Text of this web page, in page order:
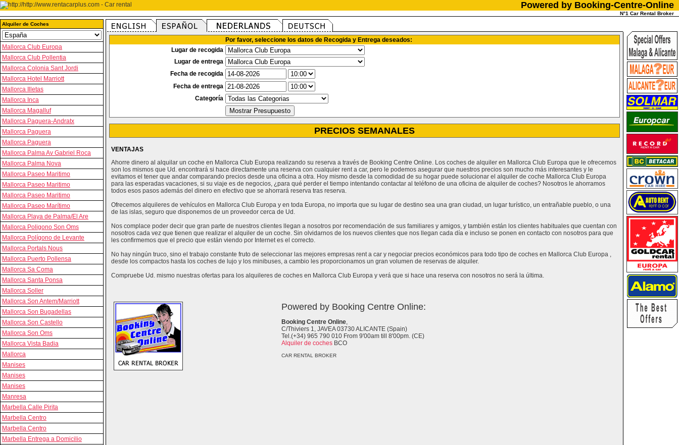
Powered by Booking-Centre-Online
N°1 Car Rental Broker
Alquiler de Coches
Mallorca Club Europa
Mallorca Club Pollentia
Mallorca Colonia Sant Jordi
Mallorca Hotel Marriott
Mallorca Illetas
Mallorca Inca
Mallorca Magalluf
Mallorca Paguera-Andratx
Mallorca Paguera
Mallorca Paguera
Mallorca Palma Av Gabriel Roca
Mallorca Palma Nova
Mallorca Paseo Maritimo
Mallorca Paseo Maritimo
Mallorca Paseo Maritimo
Mallorca Paseo Marítimo
Mallorca Playa de Palma/El Are
Mallorca Poligono Son Oms
Mallorca Polígono de Levante
Mallorca Portals Nous
Mallorca Puerto Pollensa
Mallorca Sa Coma
Mallorca Santa Ponsa
Mallorca Soller
Mallorca Son Antem/Marriott
Mallorca Son Bugadellas
Mallorca Son Castello
Mallorca Son Oms
Mallorca Vista Badia
Mallorca
Manises
Manises
Manises
Manresa
Marbella Calle Pirita
Marbella Centro
Marbella Centro
Marbella Entrega a Domicilio
Por favor, seleccione los datos de Recogida y Entrega deseados:
Lugar de recogida
Lugar de entrega
Fecha de recogida
Fecha de entrega
Categoría
PRECIOS SEMANALES
VENTAJAS
Ahorre dinero al alquilar un coche en Mallorca Club Europa realizando su reserva a través de Booking Centre Online. Los coches de alquiler en Mallorca Club Europa que le ofrecemos
son los mismos que Ud. encontrará si hace directamente una reserva con cualquier rent a car, pero le podemos asegurar que nuestros precios son mucho más interesantes y le
evitamos el tener que andar comparando precios desde una oficina a otra. Hoy mismo desde la comodidad de su hogar puede solucionar el alquiler de coche Mallorca Club Europa
para las esperadas vacaciones, si su viaje es de negocios, ¿para qué perder el tiempo intentando contactar al teléfono de una oficina de alquiler de coches? Nosotros le ahorramos
todos esos pasos además del dinero en efectivo que se ahorrará reserva tras reserva.
Ofrecemos alquileres de vehículos en Mallorca Club Europa y en toda Europa, no importa que su lugar de destino sea una gran ciudad, un lugar turístico, un entrañable pueblo, o una
de las islas, seguro que disponemos de un proveedor cerca de Ud.
Nos complace poder decir que gran parte de nuestros clientes llegan a nosotros por recomendación de sus familiares y amigos, y también están los clientes habituales que cuentan con
nosotros cada vez que tienen que realizar el alquiler de un coche. Sin olvidarnos de los nuevos clientes que nos llegan cada día e incluso se ponen en contacto con nosotros para que
les confirmemos que el precio que están viendo por Internet es el correcto.
No hay ningún truco, sino el trabajo constante fruto de seleccionar las mejores empresas rent a car y negociar precios económicos para todo tipo de coches en Mallorca Club Europa ,
desde los compactos hasta los coches de lujo y los minibuses, a cambio les proporcionamos un gran volumen de reservas de alquiler.
Compruebe Ud. mismo nuestras ofertas para los alquileres de coches en Mallorca Club Europa y verá que si hace una reserva con nosotros no será la última.
Powered by Booking Centre Online:
Booking Centre Online,
C/Thiviers 1, JAVEA 03730 ALICANTE (Spain)
Tel.(+34) 965 790 010 From 9'00am till 8'00pm. (CE)
Alquiler de coches BCO
CAR RENTAL BROKER